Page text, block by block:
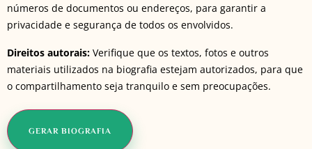
números de documentos ou endereços, para garantir a
privacidade e segurança de todos os envolvidos.
Direitos autorais: Verifique que os textos, fotos e outros
materiais utilizados na biografia estejam autorizados, para que
o compartilhamento seja tranquilo e sem preocupações.
GERAR BIOGRAFIA